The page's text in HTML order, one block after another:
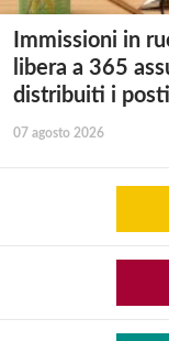
Immissioni in
libera a 365
distribuiti i posti
07 agosto 2026